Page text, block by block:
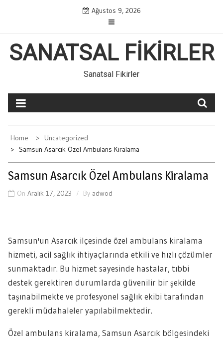
content
Ağustos 9, 2026
SANATSAL FIKIRLER
Sanatsal Fikirler
Home
Uncategorized
Samsun Asarcık Özel Ambulans Kiralama
Samsun Asarcık Özel Ambulans Kiralama
On Aralık 17, 2023 By adwod
Samsun'un Asarcık ilçesinde özel ambulans kiralama
hizmeti, acil sağlık ihtiyaçlarında etkili ve hızlı çözümler
sunmaktadır. Bu hizmet sayesinde hastalar, tıbbi
destek gerektiren durumlarda güvenilir bir şekilde
taşınabilmekte ve profesyonel sağlık ekibi tarafından
gerekli müdahaleler yapılabilmektedir.
Özel ambulans kiralama, Samsun Asarcık bölgesindeki